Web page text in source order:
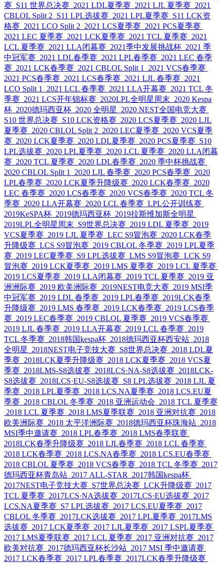
赛 S11 世界总决赛 2021 LDL夏季赛 2021 LJL 夏季赛 2021
CBLOL Split 2 S11 LPL选拔赛 2021 LPL夏季赛 S11 LCK资
格赛 2021 LCO Split 2 2021 LCS夏季赛 2021 PCS夏季赛
2021 LEC 夏季赛 2021 LCK夏季赛 2021 TCL 夏季赛 2021
LCL 夏季赛 2021 LLA闭幕赛 2021季中发展挑战杯 2021 季
中冠军赛 2021 LDL春季赛 2021 LPL春季赛 2021 LEC 春季
赛 2021 LCK春季赛 2021 CBLOL Split 1
2021 VCS春季赛
2021 PCS春季赛 2021 LCS春季赛 2021 LJL 春季赛 2021
LCO Split 1
2021 LCL 春季赛 2021 LLA开幕赛 2021 TCL 冬
季赛 2021 LCS开年锦标赛 2020LPL全明星周末 2020 Kespa
杯 2020德玛西亚杯 2020 全明星
2020 NEST全国电竞大赛
S10 世界总决赛 S10 LCK资格赛 2020 LCS夏季赛 2020 LJL
夏季赛 2020 CBLOL Split 2 2020 LEC夏季赛 2020 VCS夏季
赛 2020 LCK夏季赛 2020 LDL夏季赛 2020 PCS夏季赛 S10
LPL选拔赛 2020 LPL夏季赛 2020 LCL 夏季赛 2020 LLA闭幕
赛 2020 TCL 夏季赛 2020 LDL春季赛 2020 季中杯挑战赛
2020 CBLOL Split 1
2020 LJL 春季赛 2020 PCS春季赛 2020
LPL春季赛 2020 LCK夏季升降级赛 2020 LCK春季赛 2020
LEC 春季赛 2020 LCS春季赛 2020 VCS春季赛 2020 TCL 冬
季赛 2020 LLA开幕赛 2020 LCL 春季赛 LPL公开训练赛
2019KeSPA杯 2019德玛西亚杯 2019拉斯维加斯全明星
2019LPL全明星周末 S9世界总决赛 2019 LDL 夏季赛 2019
VCS夏季赛 2019 LJL 夏季赛 LEC S9冒泡赛 2020 LCK春季
升降级赛 LCS S9冒泡赛 2019 CBLOL 冬季赛 2019 LPL夏季
赛 2019 LEC夏季赛 S9 LPL选拔赛 LMS S9冒泡赛 LCK S9
冒泡赛 2019 LCK夏季赛 2019 LMS 夏季赛 2019 LCL 夏季赛
2019 LCS夏季赛 2019 LLA闭幕赛 2019 TCL 夏季赛 2019 亚
洲洲际赛 2019 欧美洲际赛 2019NEST电竞大赛 2019 MSI季
中冠军赛 2019 LDL 春季赛 2019 LPL春季赛 2019LCK春季
升降级赛 2019 LMS 春季赛 2019 LCK春季赛 2019 LCS春季
赛 2019 LEC春季赛 2019 CBLOL 夏季赛 2019 VCS春季赛
2019 LJL 春季赛 2019 LLA开幕赛 2019 LCL 春季赛 2019
TCL 冬季赛 2018韩国kespa杯 2018德玛西亚杯西安站 2018
全明星
2018NEST电子竞技大赛 S8世界总决赛 2018 LDL夏
季赛 2018LCK夏季升降级赛 2018 LCK夏季赛 2018 VCS夏
季赛 2018LMS-S8选拔赛 2018LCS·NA-S8选拔赛 2018LCK-
S8选拔赛 2018LCS·EU-S8选拔赛 S8 LPL选拔赛 2018 LJL 夏
季赛 2018 LPL夏季赛 2018 LCS.NA夏季赛 2018 LCS.EU夏
季赛 2018 CBLOL 冬季赛 2018 亚洲运动会 2018 TCL 夏季赛
2018 LCL 夏季赛 2018 LMS夏季联赛 2018 亚洲对抗赛 2018
欧美洲际赛 2018 太平洋洲际赛 2018德玛西亚杯珠海站 2018
MSI季中邀请赛 2018 LPL春季赛 2018 LMS春季联赛
2018LCK春季升降级赛 2018 LJL春季赛 2018 LCL 春季赛
2018 LCK春季赛 2018 LCS.NA春季赛 2018 LCS.EU春季赛
2018 CBLOL 夏季赛 2018 VCS春季赛 2018 TCL 冬季赛 2017
德玛西亚杯青岛站 2017 ALL-STAR
2017韩国kespa杯
2017NEST电子竞技大赛 S7世界总决赛 LCK升降级赛 2017
TCL 夏季赛 2017LCS·NA选拔赛 2017LCS·EU选拔赛 2017
LCS.NA夏季赛 S7 LPL选拔赛 2017 LCS.EU夏季赛 2017
CBLOL 冬季赛 2017LCK选拔赛 2017 LPL夏季赛 2017LMS
选拔赛 2017 LCK夏季赛 2017 LJL夏季赛 2017 LSPL夏季赛
2017 LMS夏季联赛 2017 LCL 夏季赛 2017 亚洲对抗赛 2017
欧美对抗赛 2017德玛西亚杯长沙站 2017 MSI 季中邀请赛
2017 LCK春季赛 2017 LPL春季赛 2017LCK春季升降级赛